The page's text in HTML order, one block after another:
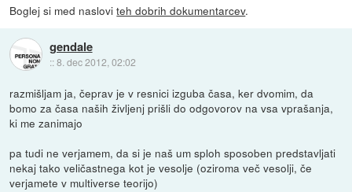
Boglej si med nasloviteh dobrih dokumentarcev.
gendale
::8. dec 2012, 02:02
razmišljam ja, čeprav je v resnici izguba časa, ker dvomim, da
bomo za časa naših življenj prišli do odgovorov na vsa vprašanja,
ki me zanimajo
pa tudi ne verjamem, da si je naš um sploh sposoben predstavljati
nekaj tako veličastnega kot je vesolje (oziroma več vesolji, če
verjamete v multiverse teorijo)